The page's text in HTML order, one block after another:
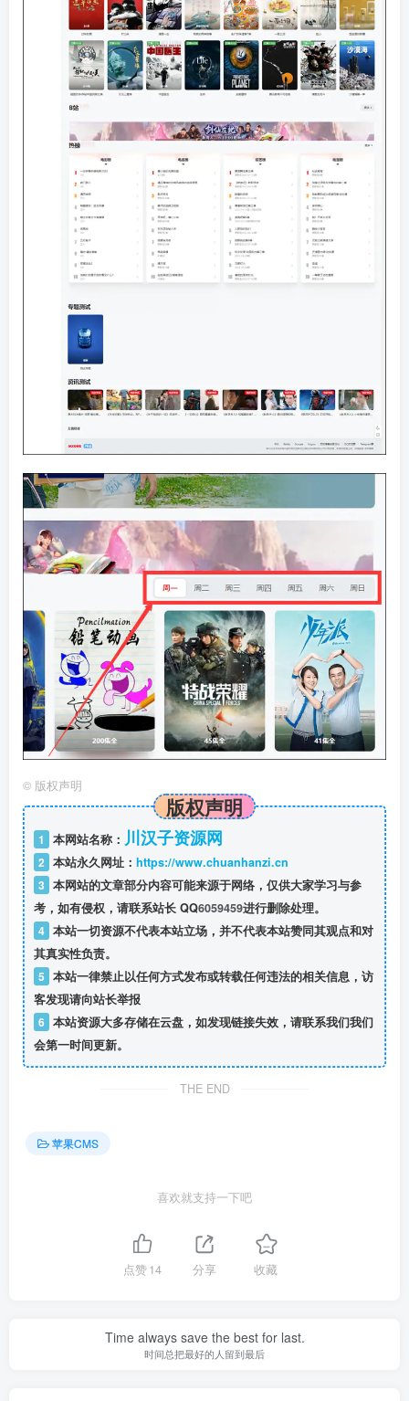
© 版权声明
版权声明
1 本网站名称： 川汉子资源网
2 本站永久网址： https://www.chuanhanzi.cn
3 本网站的文章部分内容可能来源于网络，仅供大家学习与参
考，如有侵权，请联系站长 QQ6059459进行删除处理。
4 本站一切资源不代表本站立场，并不代表本站赞同其观点和对
其真实性负责。
5 本站一律禁止以任何方式发布或转载任何违法的相关信息，访
客发现请向站长举报
6 本站资源大多存储在云盘，如发现链接失效，请联系我们我们
会第一时间更新。
THE END
苹果CMS
喜欢就支持一下吧
点赞14 分享 收藏
Time always save the best for last.
时间总把最好的人留到最后